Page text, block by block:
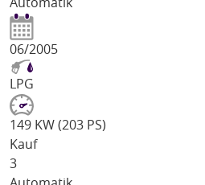
06/2005
LPG
149 KW (203 PS)
Kauf
3